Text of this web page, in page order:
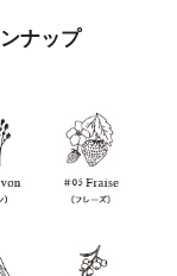
ナップ